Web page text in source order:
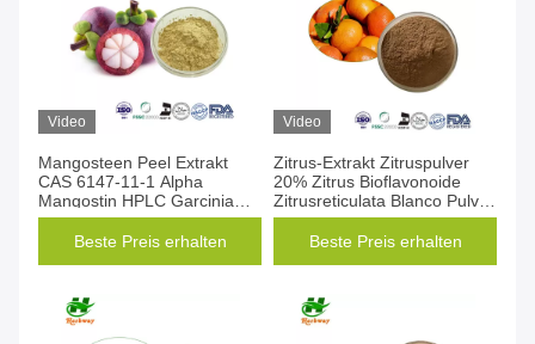
Video
Mangosteen Peel Extrakt
CAS 6147-11-1 Alpha
Mangostin HPLC Garcinia
Mangostana L.
Beste Preis erhalten
Video
Zitrus-Extrakt Zitruspulver
20% Zitrus Bioflavonoide
Zitrusreticulata Blanco Pulver
Orange-Extraktpulver
Beste Preis erhalten